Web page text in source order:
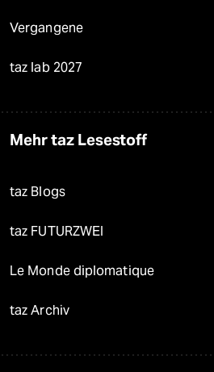
Vergangene
taz lab 2027
Mehr taz Lesestoff
taz Blogs
taz FUTURZWEI
Le Monde diplomatique
taz Archiv